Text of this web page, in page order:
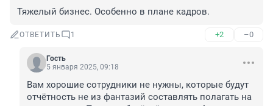
Тяжелый бизнес. Особенно в плане кадров.
ОТВЕТИТЬ 1 +2 –0
Гость
5 января 2025, 09:18
Вам хорошие сотрудники не нужны, которые будут
отчётность не из фантазий составлять полагать на